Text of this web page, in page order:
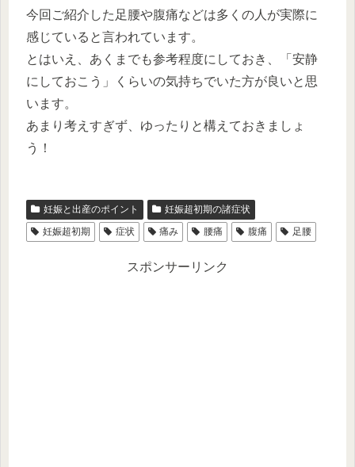
今回ご紹介した足腰や腹痛などは多くの人が実際に
感じていると言われています。
とはいえ、あくまでも参考程度にしておき、「安静
にしておこう」くらいの気持ちでいた方が良いと思
います。
あまり考えすぎず、ゆったりと構えておきましょ
う！
妊娠と出産のポイント
妊娠超初期の諸症状
妊娠超初期
症状 痛み 腰痛 腹痛 足腰
スポンサーリンク